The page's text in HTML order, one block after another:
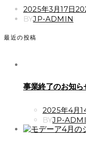
POSTED
ON
2025年3月17日
BYJP-ADMIN
最近の投稿
事業終了のお知ら
POSTED
ON
2025年4月
BYJP-